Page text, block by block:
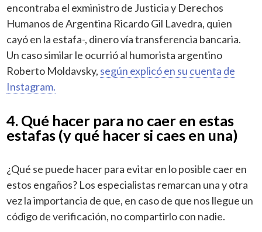
encontraba el exministro de Justicia y Derechos
Humanos de Argentina Ricardo Gil Lavedra, quien
cayó en la estafa-, dinero vía transferencia bancaria.
Un caso similar le ocurrió al humorista argentino
Roberto Moldavsky, según explicó en su cuenta de
Instagram.
4. Qué hacer para no caer en estas
estafas (y qué hacer si caes en una)
¿Qué se puede hacer para evitar en lo posible caer en
estos engaños? Los especialistas remarcan una y otra
vez la importancia de que, en caso de que nos llegue un
código de verificación, no compartirlo con nadie.